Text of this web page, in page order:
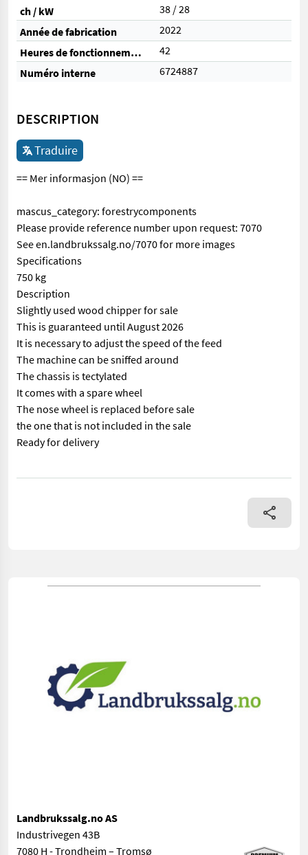
ch / kW
38 / 28
Année de fabrication
2022
Heures de fonctionnement
42
Numéro interne
6724887
DESCRIPTION
Traduire
== Mer informasjon (NO) ==
mascus_category: forestrycomponents
Please provide reference number upon request: 7070
See en.landbrukssalg.no/7070 for more images
Specifications
750 kg
Description
Slightly used wood chipper for sale
This is guaranteed until August 2026
It is necessary to adjust the speed of the feed
The machine can be sniffed around
The chassis is tectylated
It comes with a spare wheel
The nose wheel is replaced before sale
the one that is not included in the sale
Ready for delivery
== Mer informasjon (NO) == mascus_category:
Landbrukssalg.no AS
Industrivegen 43B
7080 H - Trondheim – Tromsø